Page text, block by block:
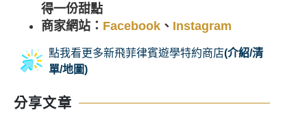
得一份甜點
商家網站： Facebook 、 Instagram
營業時間：星期一~日 11am – 9:00pm
商家電話：+63 967 204 0839
商家地址：
Mactan, Lapu-Lapu, 6015 Cebu
點我看更多新飛菲律賓遊學特約商店(介紹/清
單/地圖)
分享文章